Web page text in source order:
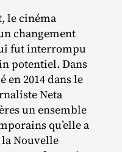
le cinéma
changement
fut interrompu
potentiel. Dans
2014 dans le
Neta
un ensemble
qu’elle a
Nouvelle